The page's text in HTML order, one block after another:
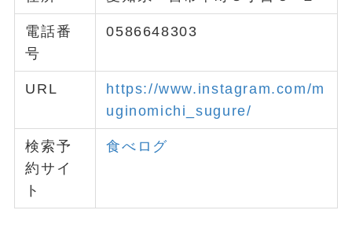
電話番
号
0586648303
URL
https://www.instagram.com/m
uginomichi_sugure/
検索予
約サイ
ト
食べログ